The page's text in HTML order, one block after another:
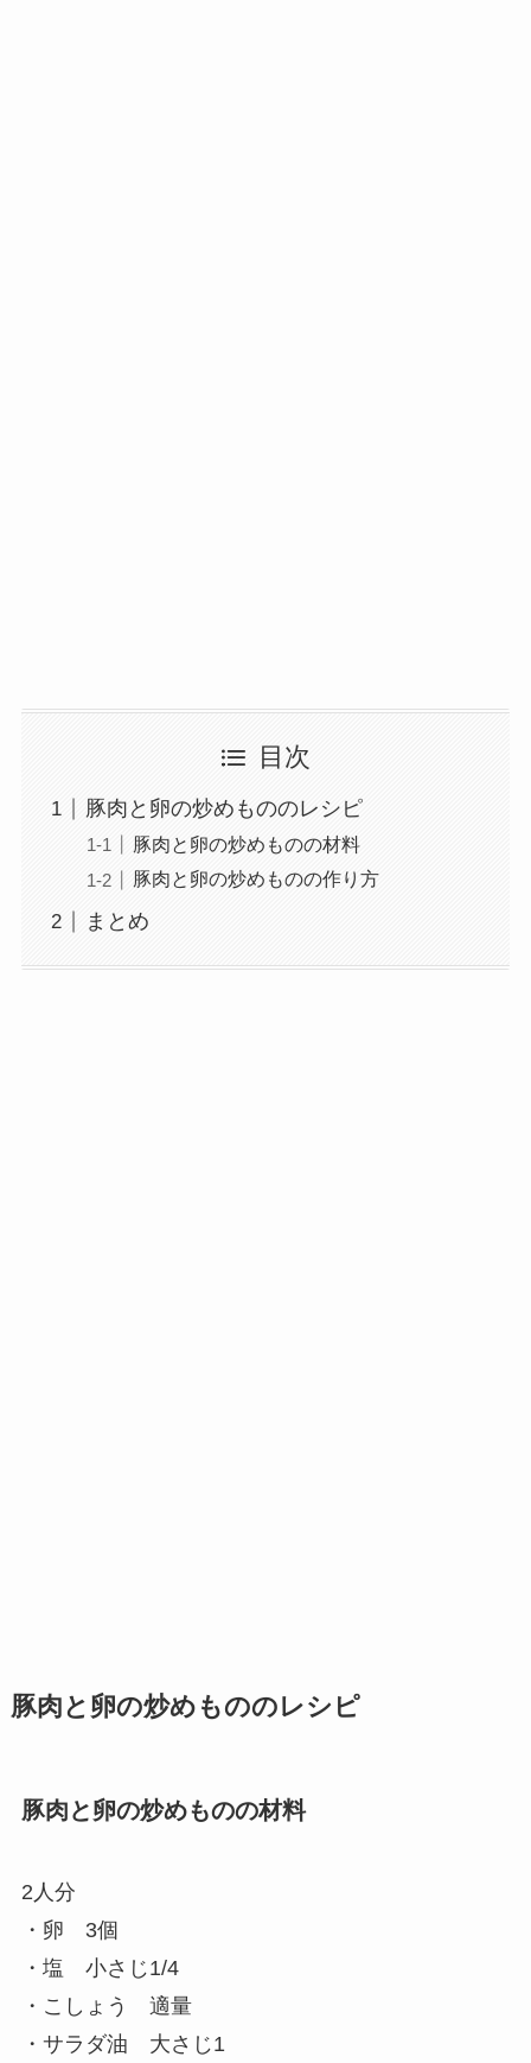
目次
豚肉と卵の炒めもののレシピ
豚肉と卵の炒めものの材料
豚肉と卵の炒めものの作り方
まとめ
豚肉と卵の炒めもののレシピ
豚肉と卵の炒めものの材料
2人分
・卵 3個
・塩 小さじ1/4
・こしょう 適量
・サラダ油 大さじ1